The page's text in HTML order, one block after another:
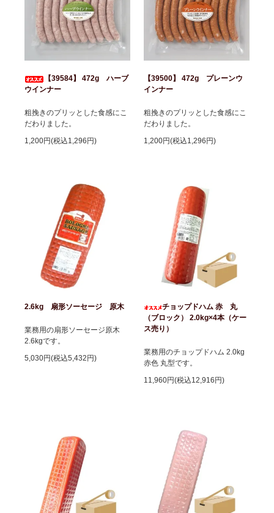
【39584】 472g ハーブ
ウインナー
粗挽きのプリッとした食感にこ
だわりました。
1,200円(税込1,296円)
【39500】 472g プレーンウ
インナー
粗挽きのプリッとした食感にこ
だわりました。
1,200円(税込1,296円)
2.6kg 扇形ソーセージ 原木
業務用の扇形ソーセージ原木
2.6kgです。
5,030円(税込5,432円)
チョップドハム 赤 丸
（ブロック） 2.0kg×4本（ケー
ス売り）
業務用のチョップドハム 2.0kg
赤色 丸型です。
11,960円(税込12,916円)